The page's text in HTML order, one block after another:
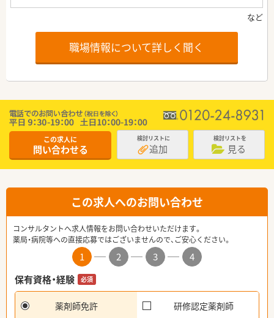
職場情報について詳しく聞く
この求人に
問い合わせる
検討リストに
追加
検討リストを
見る
この求人へのお問い合わせ
コンサルタントへ求人情報をお問い合わせいただけます。
薬局・病院等への直接応募ではございませんので、ご安心ください。
1 2 3
4
保有資格・経験
必須
薬剤師免許 研修認定薬剤師